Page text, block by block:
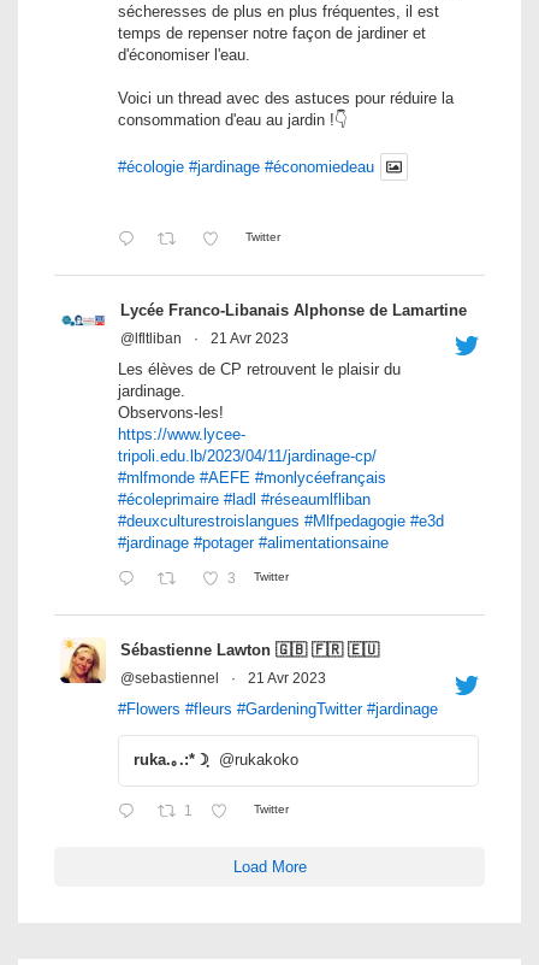
sécheresses de plus en plus fréquentes, il est
temps de repenser notre façon de jardiner et
d'économiser l'eau.
Voici un thread avec des astuces pour réduire la
consommation d'eau au jardin !👇
#écologie #jardinage #économiedeau
Twitter
Lycée Franco-Libanais Alphonse de Lamartine
@lfltliban · 21 Avr 2023
Les élèves de CP retrouvent le plaisir du
jardinage.
Observons-les!
https://www.lycee-
tripoli.edu.lb/2023/04/11/jardinage-cp/
#mlfmonde #AEFE #monlycéefrançais
#écoleprimaire #ladl #réseaumlfliban
#deuxculturestroislangues #Mlfpedagogie #e3d
#jardinage #potager #alimentationsaine
3 Twitter
Sébastienne Lawton 🇬🇧 🇫🇷 🇪🇺
@sebastiennel · 21 Avr 2023
#Flowers #fleurs #GardeningTwitter #jardinage
ruka.｡.:*☽ฺ @rukakoko
1 Twitter
Load More